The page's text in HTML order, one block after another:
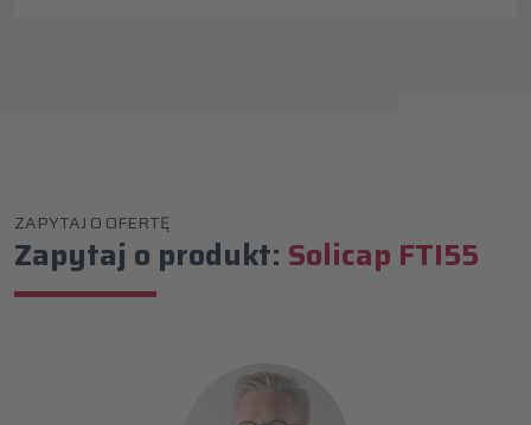
ZAPYTAJ O OFERTĘ
Zapytaj o produkt: Solicap FTI55